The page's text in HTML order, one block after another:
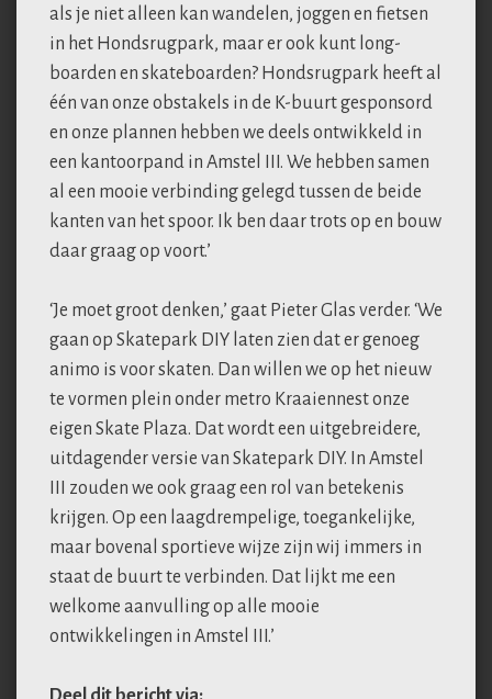
als je niet alleen kan wandelen, joggen en fietsen
in het Hondsrugpark, maar er ook kunt long-
boarden en skateboarden? Hondsrugpark heeft al
één van onze obstakels in de K-buurt gesponsord
en onze plannen hebben we deels ontwikkeld in
een kantoorpand in Amstel III. We hebben samen
al een mooie verbinding gelegd tussen de beide
kanten van het spoor. Ik ben daar trots op en bouw
daar graag op voort.’
‘Je moet groot denken,’ gaat Pieter Glas verder. ‘We
gaan op Skatepark DIY laten zien dat er genoeg
animo is voor skaten. Dan willen we op het nieuw
te vormen plein onder metro Kraaiennest onze
eigen Skate Plaza. Dat wordt een uitgebreidere,
uitdagender versie van Skatepark DIY. In Amstel
III zouden we ook graag een rol van betekenis
krijgen. Op een laagdrempelige, toegankelijke,
maar bovenal sportieve wijze zijn wij immers in
staat de buurt te verbinden. Dat lijkt me een
welkome aanvulling op alle mooie
ontwikkelingen in Amstel III.’